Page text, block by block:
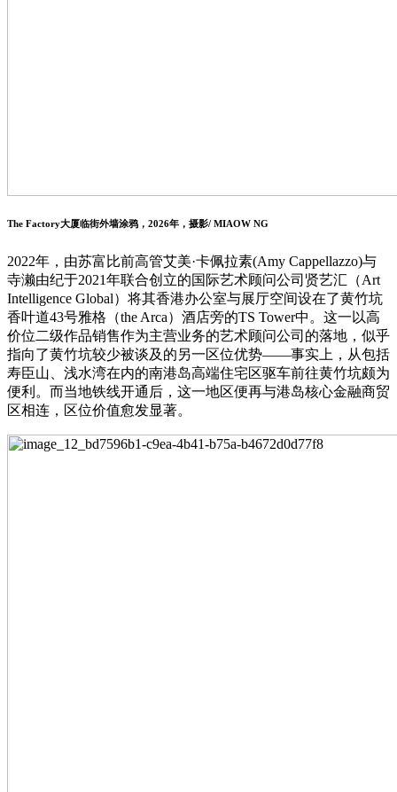
The Factory大厦临街外墙涂鸦，2026年，摄影/ MIAOW NG
2022年，由苏富比前高管艾美·卡佩拉素(Amy Cappellazzo)与
寺濑由纪于2021年联合创立的国际艺术顾问公司贤艺汇（Art
Intelligence Global）将其香港办公室与展厅空间设在了黄竹坑
香叶道43号雅格（the Arca）酒店旁的TS Tower中。这一以高
价位二级作品销售作为主营业务的艺术顾问公司的落地，似乎
指向了黄竹坑较少被谈及的另一区位优势——事实上，从包括
寿臣山、浅水湾在内的南港岛高端住宅区驱车前往黄竹坑颇为
便利。而当地铁线开通后，这一地区便再与港岛核心金融商贸
区相连，区位价值愈发显著。